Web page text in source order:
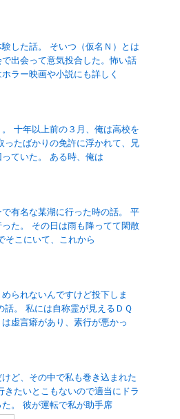
した話。 そいつ（仮名Ｎ）とは
出会って意気投合した。怖い話
ラー映画や小説にも詳しく
十年以上前の３月、俺は高校を
ったばかりの免許に浮かれて、兄
ていた。 ある時、俺は
有名な某湖に行った時の話。 平
た。 その日は雨も降ってて閑散
そこにいて、これから
られないんですけど投下しま
話。 私には自称霊が見えるＤＱ
虚言癖があり、素行が悪かっ
ど、その中で私も巻き込まれた
きたいとこもないので適当にドラ
。 彼が運転で私が助手席